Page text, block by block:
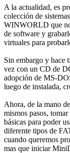
A la actualidad, es
colección de
WINWORLD que
de software y
virtuales para
Sin embargo y hace
vez con un CD de
adopción de MS-
luego de instalada,
Ahora, de la mano
mismos pasos,
básicas para poder
diferente tipos de
cuando queremos
mas que iniciar